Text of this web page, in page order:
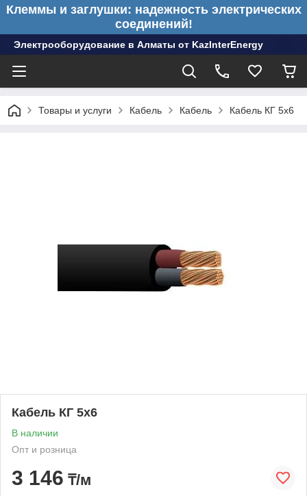
Клеммы и заглушки: надежность электрических
соединений!
Электрооборудование в Алматы от KazInterEnergy
Товары и услуги Кабель Кабель Кабель КГ 5х6
Кабель КГ 5х6
В наличии
Опт и розница
3 146 ₸/м